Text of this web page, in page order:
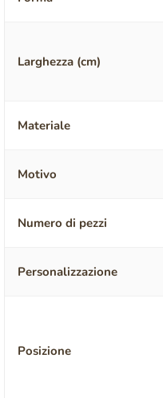
Larghezza (cm)
Materiale
Motivo
Numero di pezzi
Personalizzazione
Posizione